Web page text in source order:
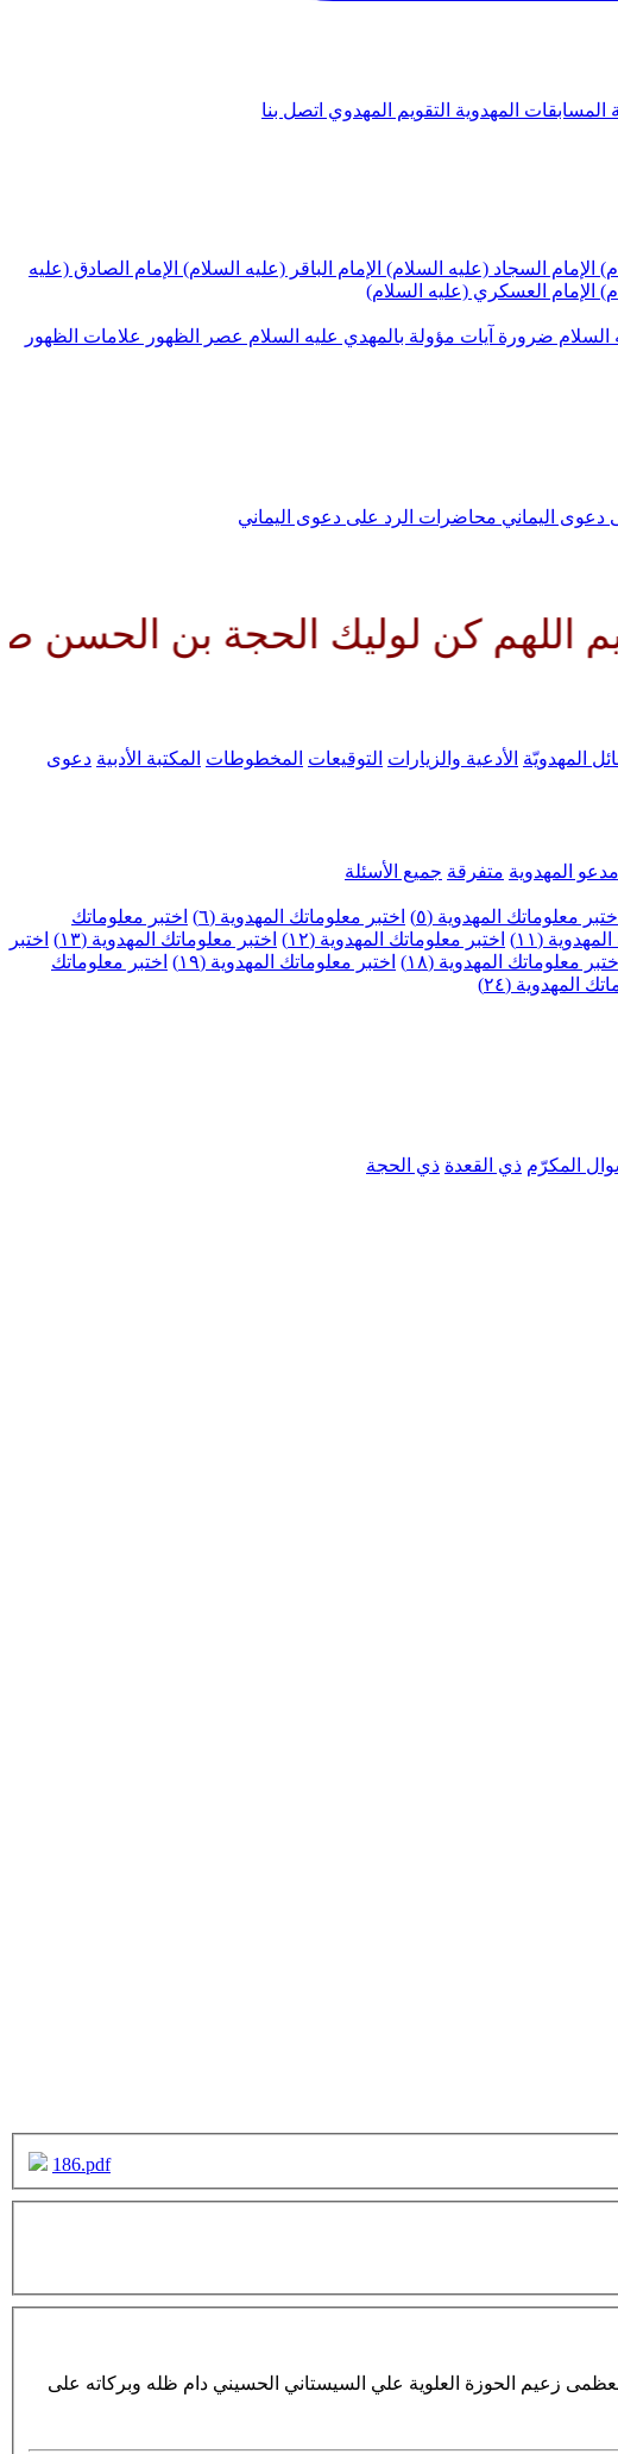
المسابقات المهدوية التقويم المهدوي اتصل بنا
الإمام السجاد (عليه السلام) الإمام الباقر (عليه السلام) الإمام الصادق (عليه
الإمام العسكري (عليه السلام)
السلام ضرورة آيات مؤولة بالمهدي عليه السلام عصر الظهور
علامات الظهور
دعوى اليماني محاضرات الرد على دعوى اليماني
لوليك الحجة بن الحسن صلواتك
المهدويّة الأدعية والزيارات التوقيعات المخطوطات المكتبة الأدبية دعوى
مدعو المهدوية متفرقة جميع الأسئلة
اختبر معلوماتك المهدوية (٥) اختبر معلوماتك المهدوية (٦)
اختبر معلوماتك
(١١) اختبر معلوماتك المهدوية (١٢) اختبر معلوماتك المهدوية (١٣)
اختبر
اختبر معلوماتك المهدوية (١٨) اختبر معلوماتك المهدوية (١٩)
اختبر معلوماتك
المهدوية (٢٤)
المكرّم ذي القعدة ذي الحجة
186.pdf
زعيم الحوزة العلوية علي السيستاني الحسيني دام ظله وبركاته على